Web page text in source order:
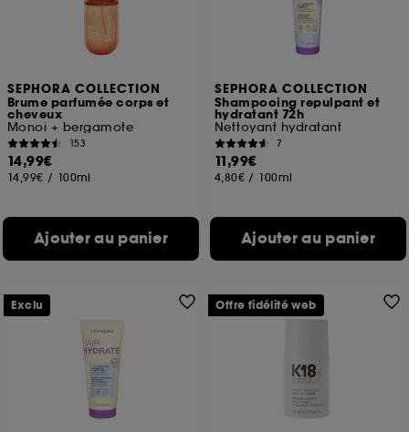
SEPHORA COLLECTION
Brume parfumée corps et
cheveux
Monoi + bergamote
153
14,99€
14,99€ / 100ml
Ajouter au panier
SEPHORA COLLECTION
Shampooing repulpant et
hydratant 72h
Nettoyant hydratant
7
11,99€
4,80€ / 100ml
Ajouter au panier
Exclu Offre fidélité web